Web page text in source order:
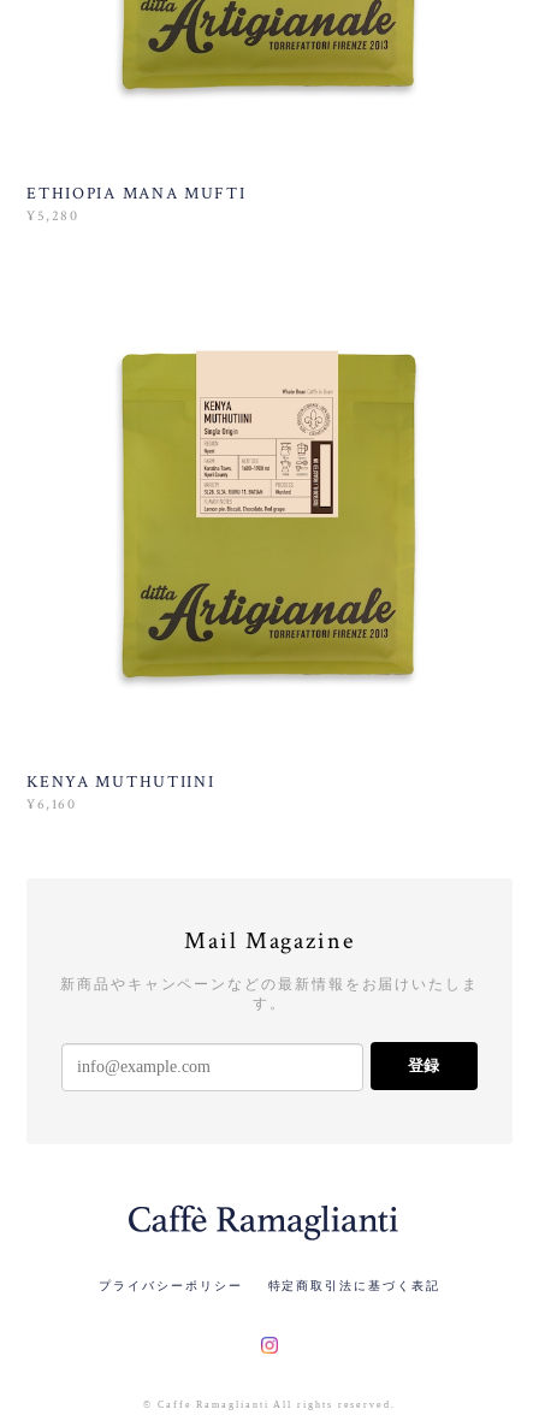
ETHIOPIA MANA MUFTI
¥5,280
KENYA MUTHUTIINI
¥6,160
Mail Magazine
新商品やキャンペーンなどの最新情報をお届けいたしま
す。
登録
プライバシーポリシー 特定商取引法に基づく表記
© Caffe Ramaglianti All rights reserved.